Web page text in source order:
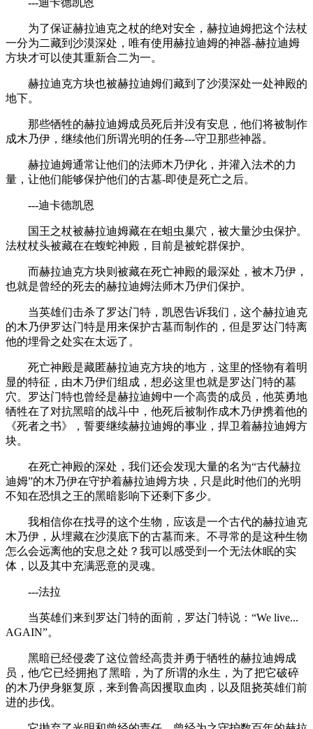
为了保证赫拉迪克之杖的绝对安全，赫拉迪姆把这个法杖
一分为二藏到沙漠深处，唯有使用赫拉迪姆的神器-赫拉迪姆
方块才可以使其重新合二为一。
赫拉迪克方块也被赫拉迪姆们藏到了沙漠深处一处神殿的
地下。
那些牺牲的赫拉迪姆成员死后并没有安息，他们将被制作
成木乃伊，继续他们所谓光明的任务---守卫那些神器。
赫拉迪姆通常让他们的法师木乃伊化，并灌入法术的力
量，让他们能够保护他们的古墓-即使是死亡之后。
---迪卡德凯恩
国王之杖被赫拉迪姆藏在在蛆虫巢穴，被大量沙虫保护。
法杖杖头被藏在在蝮蛇神殿，目前是被蛇群保护。
而赫拉迪克方块则被藏在死亡神殿的最深处，被木乃伊，
也就是曾经的死去的赫拉迪姆法师木乃伊们保护。
当英雄们击杀了罗达门特，凯恩告诉我们，这个赫拉迪克
的木乃伊罗达门特是用来保护古墓而制作的，但是罗达门特离
他的埋骨之处实在太远了。
死亡神殿是藏匿赫拉迪克方块的地方，这里的怪物有着明
显的特征，由木乃伊们组成，想必这里也就是罗达门特的墓
穴。罗达门特也曾经是赫拉迪姆中一个高贵的成员，他英勇地
牺牲在了对抗黑暗的战斗中，他死后被制作成木乃伊携着他的
《死者之书》，誓要继续赫拉迪姆的事业，捍卫着赫拉迪姆方
块。
在死亡神殿的深处，我们还会发现大量的名为“古代赫拉
迪姆”的木乃伊在守护着赫拉迪姆方块，只是此时他们的光明
不知在恐惧之王的黑暗影响下还剩下多少。
我相信你在找寻的这个生物，应该是一个古代的赫拉迪克
木乃伊，从埋藏在沙漠底下的古墓而来。不寻常的是这种生物
怎么会远离他的安息之处？我可以感受到一个无法休眠的实
体，以及其中充满恶意的灵魂。
---法拉
当英雄们来到罗达门特的面前，罗达门特说：“We live...
AGAIN”。
黑暗已经侵袭了这位曾经高贵并勇于牺牲的赫拉迪姆成
员，他/它已经拥抱了黑暗，为了所谓的永生，为了把它破碎
的木乃伊身躯复原，来到鲁高因攫取血肉，以及阻挠英雄们前
进的步伐。